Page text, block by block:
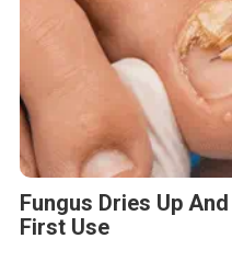
Fungus Dries Up
First Use